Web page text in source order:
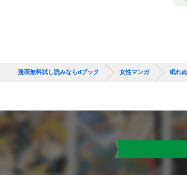
漫画無料試し読みならdブック 女性マンガ 眠れ